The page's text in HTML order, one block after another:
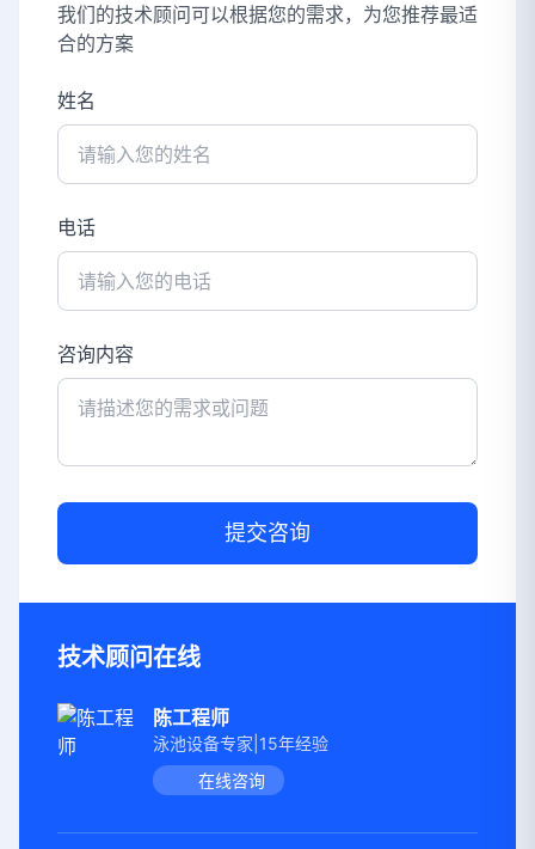
我们的技术顾问可以根据您的需求，为您推荐最适
合的方案
姓名
电话
咨询内容
提交咨询
技术顾问在线
陈工程师
泳池设备专家|15年经验
在线咨询